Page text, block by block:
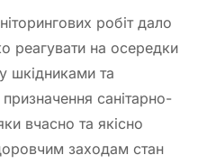
робіт дало
реагувати на осередки
шкідниками та
санітарно-
вчасно та якісно
заходам стан